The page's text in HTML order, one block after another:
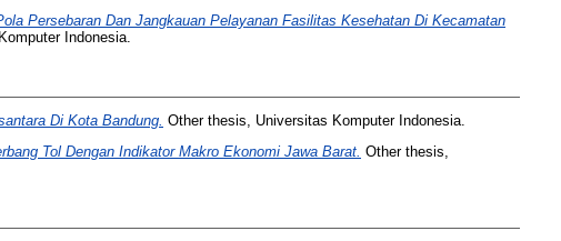
Persebaran Dan Jangkauan Pelayanan Fasilitas Kesehatan Di Kecamatan
Indonesia.
Di Kota Bandung. Other thesis, Universitas Komputer Indonesia.
Tol Dengan Indikator Makro Ekonomi Jawa Barat. Other thesis,